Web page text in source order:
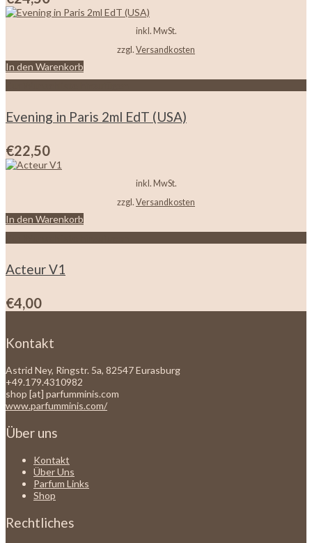
inkl. MwSt.
zzgl. Versandkosten
In den Warenkorb
Evening in Paris 2ml EdT (USA)
€22,50
inkl. MwSt.
zzgl. Versandkosten
In den Warenkorb
Acteur V1
€4,00
Kontakt
Astrid Ney, Ringstr. 5a, 82547 Eurasburg
+49.179.4310982
shop [at] parfumminis.com
www.parfumminis.com/
Über uns
Kontakt
Über Uns
Parfum Links
Shop
Rechtliches